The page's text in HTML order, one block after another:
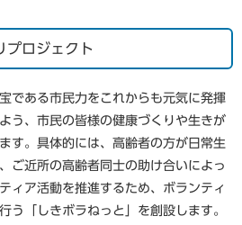
プロジェクト
である市民力をこれからも元気に発揮
う、市民の皆様の健康づくりや生きが
す。具体的には、高齢者の方が日常生
ご近所の高齢者同士の助け合いによっ
ィア活動を推進するため、ボランティ
う「しきボラねっと」を創設します。